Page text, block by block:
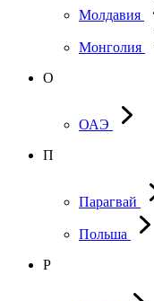
Молдавия
Монголия
О
ОАЭ
П
Парагвай
Польша
Р